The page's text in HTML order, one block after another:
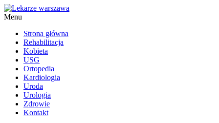
Menu
Strona główna
Rehabilitacja
Kobieta
USG
Ortopedia
Kardiologia
Uroda
Urologia
Zdrowie
Kontakt